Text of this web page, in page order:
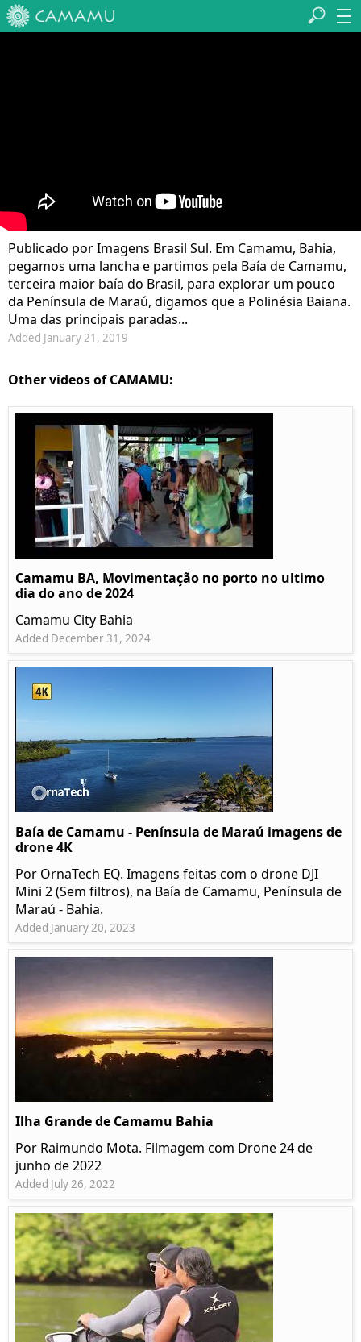
Publicado por Imagens Brasil Sul. Em Camamu, Bahia,
pegamos uma lancha e partimos pela Baía de Camamu,
terceira maior baía do Brasil, para explorar um pouco
da Península de Maraú, digamos que a Polinésia Baiana.
Uma das principais paradas...
Added January 21, 2019
Other videos of CAMAMU:
Camamu BA, Movimentação no porto no ultimo
dia do ano de 2024
Camamu City Bahia
Added December 31, 2024
Baía de Camamu - Península de Maraú imagens de
drone 4K
Por OrnaTech EQ. Imagens feitas com o drone DJI
Mini 2 (Sem filtros), na Baía de Camamu, Península de
Maraú - Bahia.
Added January 20, 2023
Ilha Grande de Camamu Bahia
Por Raimundo Mota. Filmagem com Drone 24 de
junho de 2022
Added July 26, 2022